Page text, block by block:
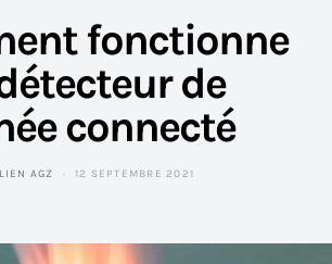
fonctionne
de
connecté
AGZ 12 SEPTEMBRE 2021